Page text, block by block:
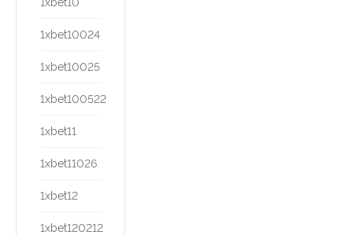
1xbet10024
1xbet10025
1xbet100522
1xbet11
1xbet11026
1xbet12
1xbet120212